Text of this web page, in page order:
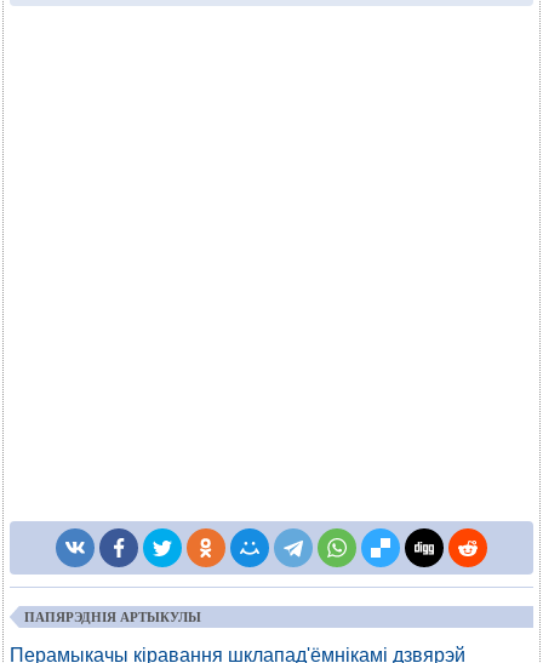
ПАПЯРЭДНІЯ АРТЫКУЛЫ
Перамыкачы кіравання шклапад'ёмнікамі дзвярэй